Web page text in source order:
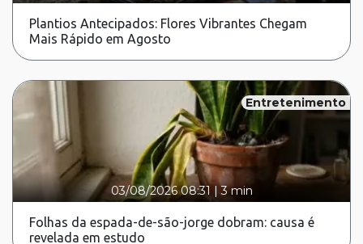
Plantios Antecipados: Flores Vibrantes Chegam
Mais Rápido em Agosto
Entretenimento
03/08/2026 08:31 |3 min
Folhas da espada-de-são-jorge dobram: causa é
revelada em estudo